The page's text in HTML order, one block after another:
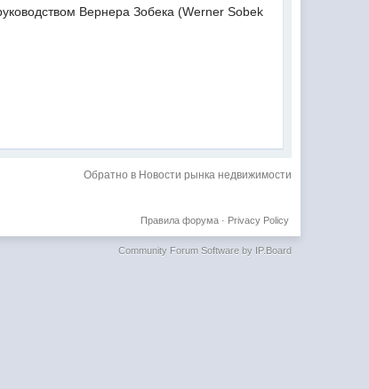
Вернера Зобека (Werner Sobek
Обратно в Новости рынка недвижимости
Privacy Policy
Правила форума·
Community Forum Software by IP.Board